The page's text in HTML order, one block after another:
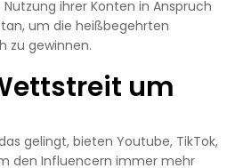
ihrer Konten in Anspruch
um die heißbegehrten
zu gewinnen.
um
gelingt, bieten Youtube, TikTok,
den Influencern immer mehr